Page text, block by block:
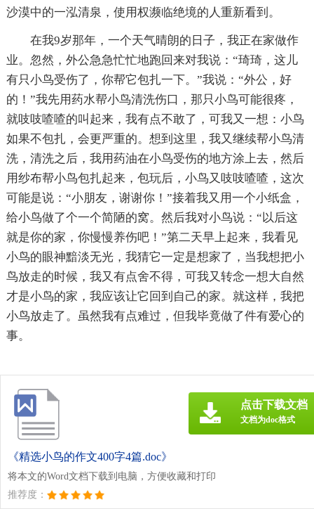
沙漠中的一泓清泉，使用权濒临绝境的人重新看到。
在我9岁那年，一个天气晴朗的日子，我正在家做作
业。忽然，外公急急忙忙地跑回来对我说：“琦琦，这儿
有只小鸟受伤了，你帮它包扎一下。”我说：“外公，好
的！”我先用药水帮小鸟清洗伤口，那只小鸟可能很疼，
就吱吱喳喳的叫起来，我有点不敢了，可我又一想：小鸟
如果不包扎，会更严重的。想到这里，我又继续帮小鸟清
洗，清洗之后，我用药油在小鸟受伤的地方涂上去，然后
用纱布帮小鸟包扎起来，包玩后，小鸟又吱吱喳喳，这次
可能是说：“小朋友，谢谢你！”接着我又用一个小纸盒，
给小鸟做了个一个简陋的窝。然后我对小鸟说：“以后这
就是你的家，你慢慢养伤吧！”第二天早上起来，我看见
小鸟的眼神黯淡无光，我猜它一定是想家了，当我想把小
鸟放走的时候，我又有点舍不得，可我又转念一想大自然
才是小鸟的家，我应该让它回到自己的家。就这样，我把
小鸟放走了。虽然我有点难过，但我毕竟做了件有爱心的
事。
《精选小鸟的作文400字4篇.doc》
将本文的Word文档下载到电脑，方便收藏和打印
推荐度：
点击下载文档
文档为doc格式